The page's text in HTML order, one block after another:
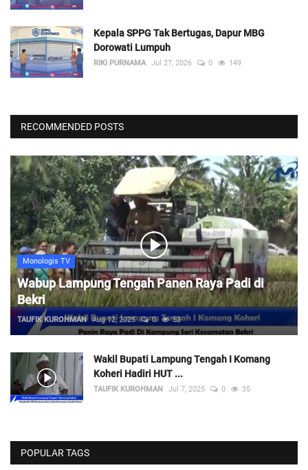
Kepala SPPG Tak Bertugas, Dapur MBG
Dorowati Lumpuh
RIKI PURNAMA Jul 27, 2026 0 149
RECOMMENDED POSTS
Monologis TV
Wabup Lampung Tengah Panen Raya Padi di
Bekri
TAUFIK KUROHMAN Aug 12, 2025 0 53
Wakil Bupati Lampung Tengah I Komang
Koheri Hadiri HUT ...
TAUFIK KUROHMAN Jul 7, 2025 0 35
POPULAR TAGS